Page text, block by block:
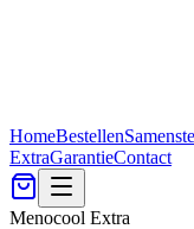
HomeBestellen
ExtraGarantieContact
Menocool Extra